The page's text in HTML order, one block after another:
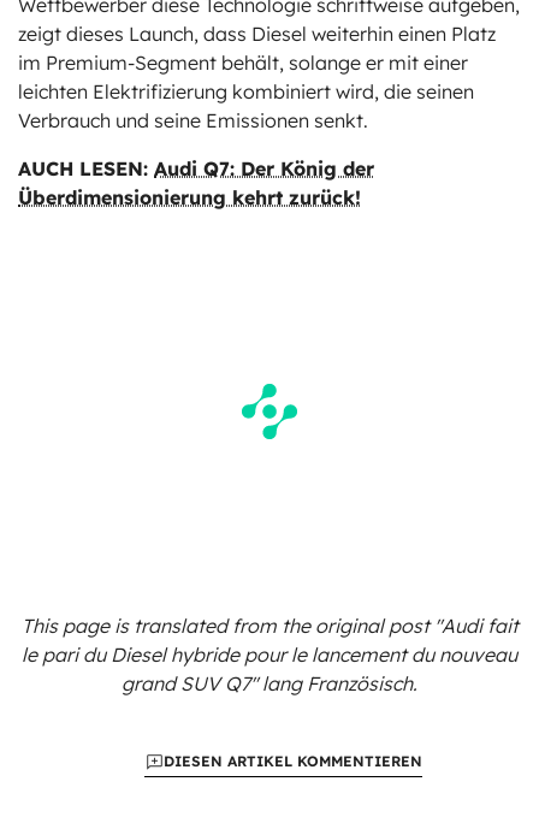
Wettbewerber diese Technologie schrittweise aufgeben,
zeigt dieses Launch, dass Diesel weiterhin einen Platz
im Premium-Segment behält, solange er mit einer
leichten Elektrifizierung kombiniert wird, die seinen
Verbrauch und seine Emissionen senkt.
AUCH LESEN: Audi Q7: Der König der
Überdimensionierung kehrt zurück!
This page is translated from the originalpost "Audi fait
le pari du Diesel hybride pour le lancement du nouveau
grand SUV Q7"lang Französisch.
DIESEN ARTIKEL KOMMENTIEREN